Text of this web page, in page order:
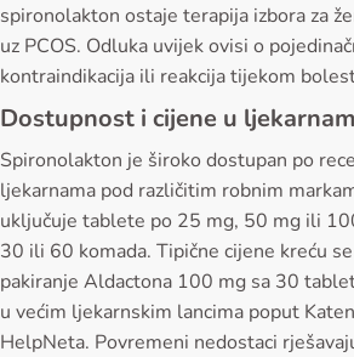
spironolakton ostaje terapija izbora za
uz PCOS. Odluka uvijek ovisi o
kontraindikacija ili reakcija tijekom
Dostupnost i cijene u
Spironolakton je široko dostupan po
ljekarnama pod različitim robnim
uključuje tablete po 25 mg, 50 mg ili
30 ili 60 komada. Tipične cijene kreću
pakiranje Aldactona 100 mg sa 30
u većim ljekarnskim lancima poput
HelpNeta. Povremeni nedostaci